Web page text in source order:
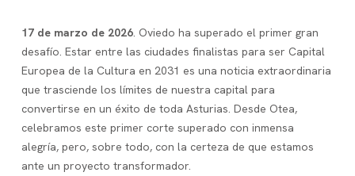
17 de marzo de 2026. Oviedo ha superado el primer gran
desafío. Estar entre las ciudades finalistas para ser Capital
Europea de la Cultura en 2031 es una noticia extraordinaria
que trasciende los límites de nuestra capital para
convertirse en un éxito de toda Asturias. Desde Otea,
celebramos este primer corte superado con inmensa
alegría, pero, sobre todo, con la certeza de que estamos
ante un proyecto transformador.